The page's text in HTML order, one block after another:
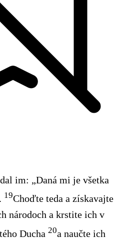
im: „Daná mi je všetka
19Choďte teda a získavajte
národoch a krstite ich v
Ducha 20a naučte ich